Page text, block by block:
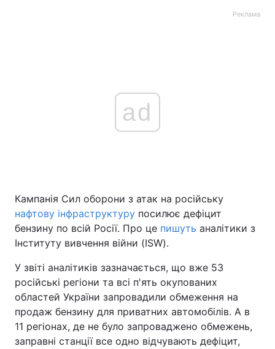
Головна Війна
Україна Політика
Спорт Наука
Техно і зв'язок Лайт
Зброя Інциденти
Реклама
ad
Кампанія Сил оборони з атак на російську
нафтову інфраструктуру посилює дефіцит
бензину по всій Росії. Про це пишуть аналітики з
Інституту вивчення війни (ISW).
У звіті аналітиків зазначається, що вже 53
російські регіони та всі п'ять окупованих
областей України запровадили обмеження на
продаж бензину для приватних автомобілів. А в
11 регіонах, де не було запроваджено обмежень,
заправні станції все одно відчувають дефіцит,